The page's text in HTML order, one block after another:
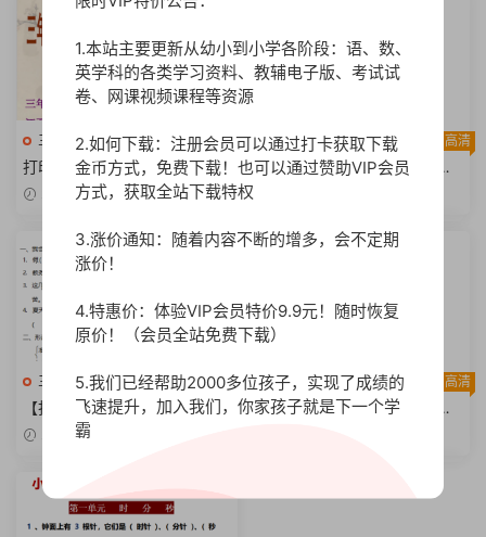
三年级语文上册 高清
打印版】小学三年级上册古诗
背诵及语文园地重点知识点复
2023-08-29
三年级语文上册 高清
【打印版】小学三年级上册部
三年级语文上册 高清
【打印版】小学三年级上册部
编版试题卷含答案：语文期中
2023-08-11
三年级语文上册 高清
【打印版】小学三年级上册部
1.本站主要更新从幼小到小学各阶段：语、数、
英学科的各类学习资料、教辅电子版、考试试
卷、网课视频课程等资源
2.如何下载：注册会员可以通过打卡获取下载
金币方式，免费下载！也可以通过赞助VIP会员
方式，获取全站下载特权
3.涨价通知：随着内容不断的增多，会不定期
涨价！
4.特惠价：体验VIP会员特价9.9元！随时恢复
原价！（会员全站免费下载）
5.我们已经帮助2000多位孩子，实现了成绩的
飞速提升，加入我们，你家孩子就是下一个学
霸